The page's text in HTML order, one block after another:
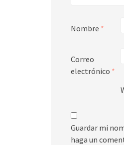
Nombre *
Correo
electrónico *
Guardar mi
haga un